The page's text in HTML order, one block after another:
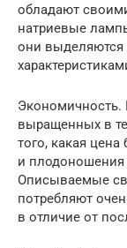
обладают
натриевые
они
Экономичность.
выращенных в
того, какая
и плодоношения
Описываемые
потребляют
в отличие от